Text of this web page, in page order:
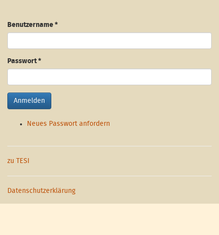
Benutzername *
Passwort*
Anmelden
Neues Passwort anfordern
zu TESI
Datenschutzerklärung